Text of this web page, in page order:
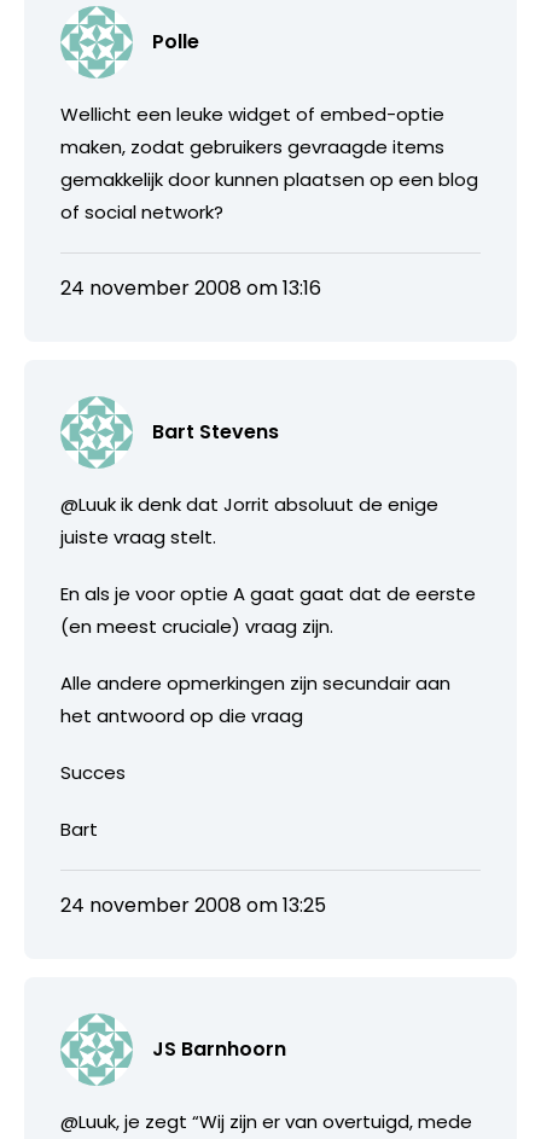
Polle
Wellicht een leuke widget of embed-optie
maken, zodat gebruikers gevraagde items
gemakkelijk door kunnen plaatsen op een blog
of social network?
24 november 2008 om 13:16
Bart Stevens
@Luuk ik denk dat Jorrit absoluut de enige
juiste vraag stelt.
En als je voor optie A gaat gaat dat de eerste
(en meest cruciale) vraag zijn.
Alle andere opmerkingen zijn secundair aan
het antwoord op die vraag
Succes
Bart
24 november 2008 om 13:25
JS Barnhoorn
@Luuk, je zegt “Wij zijn er van overtuigd, mede